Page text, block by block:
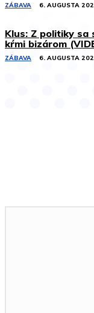
ZÁBAVA 6. AUGUSTA
Klus: Z politiky sa
kŕmi bizárom
ZÁBAVA 6. AUGUSTA